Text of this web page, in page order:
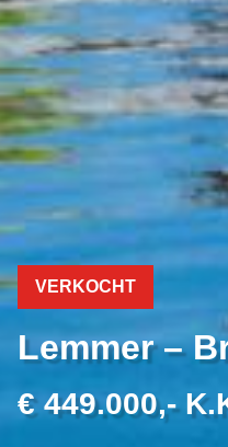
VERKOCHT
Lemmer –
€ 449.000,-